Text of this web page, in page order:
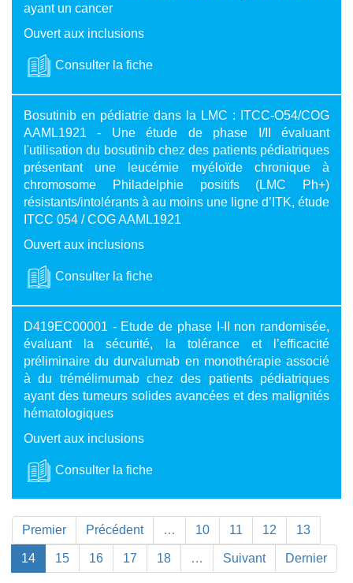
ayant un cancer
Ouvert aux inclusions
Consulter la fiche
Bosutinib en pédiatrie dans la LMC : ITCC-O54/COG
AAML1921 - Une étude de phase I/II évaluant
l'utilisation du bosutinib chez des patients pédiatriques
présentant une leucémie myéloïde chronique à
chromosome Philadelphie positifs (LMC Ph+)
résistants/intolérants à au moins une ligne d’ITK, étude
ITCC 054 / COG AAML1921
Ouvert aux inclusions
Consulter la fiche
D419EC00001 - Etude de phase I-II non randomisée,
évaluant la sécurité, la tolérance et l’efficacité
préliminaire du durvalumab en monothérapie associé
à du trémélimumab chez des patients pédiatriques
ayant des tumeurs solides avancées et des malignités
hématologiques
Ouvert aux inclusions
Consulter la fiche
Premier Précédent … 10 11 12 13
14 15 16 17 18 … Suivant Dernier